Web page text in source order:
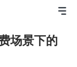
场景下的